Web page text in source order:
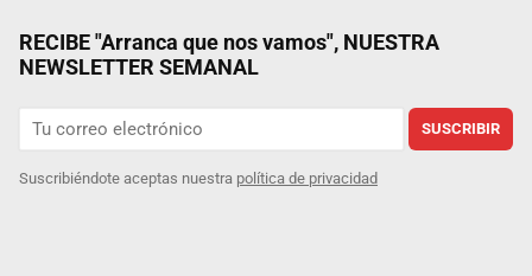
RECIBE "Arranca que nos vamos", NUESTRA
NEWSLETTER SEMANAL
SUSCRIBIR
Suscribiéndote aceptas nuestra política de privacidad